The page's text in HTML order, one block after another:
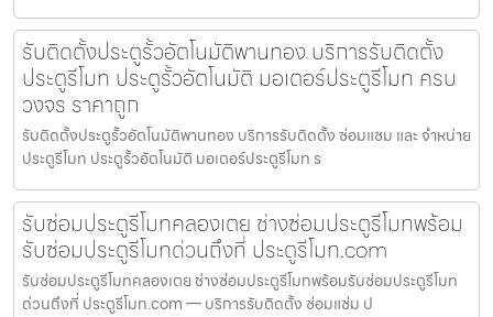
รับติดตั้งประตูรั้วอัตโนมัติพานทอง บริการรับติดตั้ง
ประตูรีโมท ประตูรั้วอัตโนมัติ มอเตอร์ประตูรีโมท ครบ
วงจร ราคาถูก
รับติดตั้งประตูรั้วอัตโนมัติพานทอง บริการรับติดตั้ง ซ่อมแซม และ จำหน่าย
ประตูรีโมท ประตูรั้วอัตโนมัติ มอเตอร์ประตูรีโมท ร
รับซ่อมประตูรีโมทคลองเตย ช่างซ่อมประตูรีโมทพร้อม
รับซ่อมประตูรีโมทด่วนถึงที่ ประตูรีโมท.com
รับซ่อมประตูรีโมทคลองเตย ช่างซ่อมประตูรีโมทพร้อมรับซ่อมประตูรีโมท
ด่วนถึงที่ ประตูรีโมท.com — บริการรับติดตั้ง ซ่อมแซ่ม ป